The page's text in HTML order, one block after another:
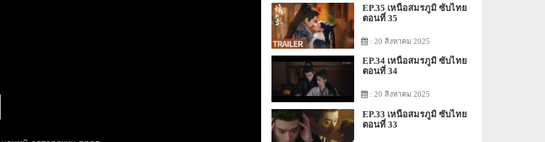
EP.35 เหนือสมรภูมิ ซับไทย
ตอนที่ 35
: 20 สิงหาคม 2025
EP.34 เหนือสมรภูมิ ซับไทย
ตอนที่ 34
: 20 สิงหาคม 2025
EP.33 เหนือสมรภูมิ ซับไทย
ตอนที่ 33